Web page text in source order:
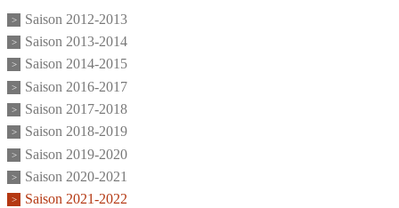
Saison 2012-2013
Saison 2013-2014
Saison 2014-2015
Saison 2016-2017
Saison 2017-2018
Saison 2018-2019
Saison 2019-2020
Saison 2020-2021
Saison 2021-2022